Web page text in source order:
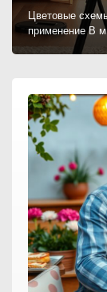
Цветовые
применение В